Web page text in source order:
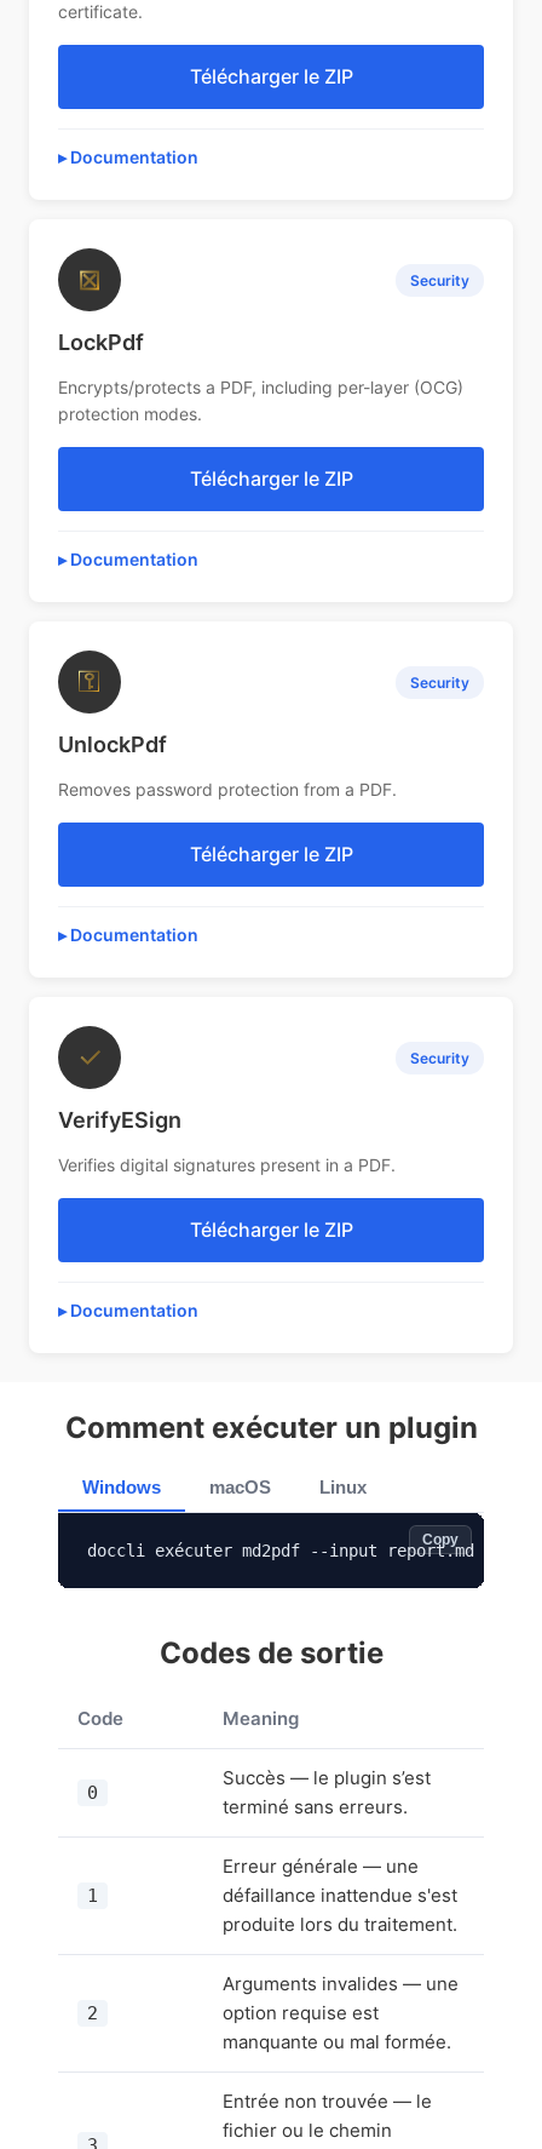
certificate.
Télécharger le ZIP
Documentation
⊠ Security
LockPdf
Encrypts/protects a PDF, including per-layer (OCG)
protection modes.
Télécharger le ZIP
Documentation
⚿ Security
UnlockPdf
Removes password protection from a PDF.
Télécharger le ZIP
Documentation
✓ Security
VerifyESign
Verifies digital signatures present in a PDF.
Télécharger le ZIP
Documentation
Comment exécuter un plugin
Windows macOS Linux
Copy
doccli exécuter md2pdf --input report.md --
Codes de sortie
Code Meaning
0
Succès — le plugin s’est
terminé sans erreurs.
1
Erreur générale — une
défaillance inattendue s'est
produite lors du traitement.
2
Arguments invalides — une
option requise est
manquante ou mal formée.
Entrée non trouvée — le
fichier ou le chemin